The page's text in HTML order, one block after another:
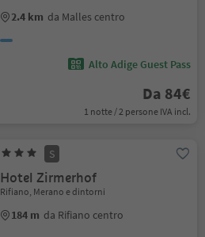
2.4 km da Malles centro
Alto Adige Guest Pass
Da 84€
1 notte / 2 persone IVA incl.
S
Hotel Zirmerhof
Rifiano, Merano e dintorni
184 m da Rifiano centro